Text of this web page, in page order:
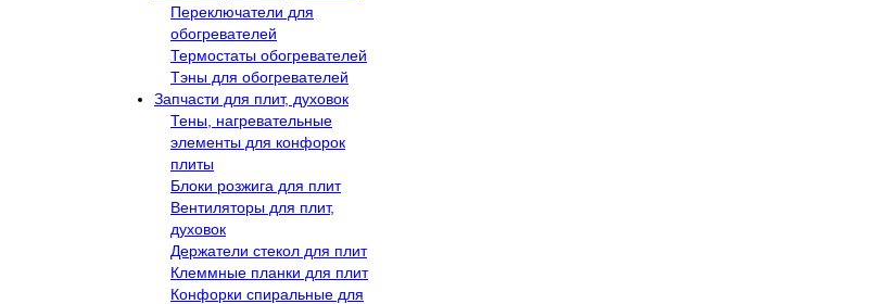
Переключатели для
обогревателей
Термостаты обогревателей
Тэны для обогревателей
Запчасти для плит, духовок
Тены, нагревательные
элементы для конфорок
плиты
Блоки розжига для плит
Вентиляторы для плит,
духовок
Держатели стекол для плит
Клеммные планки для плит
Конфорки спиральные для